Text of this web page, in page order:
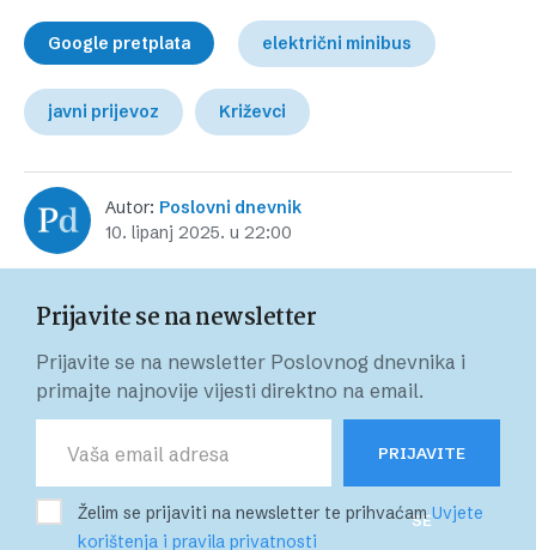
Google pretplata električni minibus
javni prijevoz Križevci
Autor: Poslovni dnevnik
10. lipanj 2025. u 22:00
Prijavite se na newsletter
Prijavite se na newsletter Poslovnog dnevnika i
primajte najnovije vijesti direktno na email.
PRIJAVITE
SE
Želim se prijaviti na newsletter te prihvaćamUvjete
korištenja i pravila privatnosti